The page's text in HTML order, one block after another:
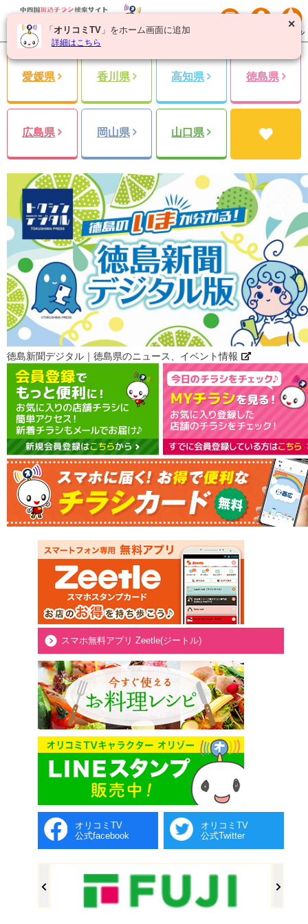
愛媛県 香川県 高知県 徳島県
広島県 岡山県 山口県
徳島新聞デジタル｜徳島県のニュース、イベント情報
スマホ無料アプリ Zeetle(ジートル)
オリコミTV
公式facebook
オリコミTV
公式Twitter
✕
「 オリコミTV 」をホーム画面に追加
詳細はこちら